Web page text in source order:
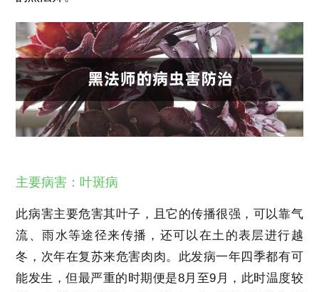
主要病害：叶斑病
此病害主要危害其叶子，且它的传播很强，可以靠气
流、雨水等途径来传播，还可以在土的表层进行越
冬，次年在复苏来危害肉肉。此发病一年四季都有可
能发生，但最严重的时期便是8月至9月，此时温度较